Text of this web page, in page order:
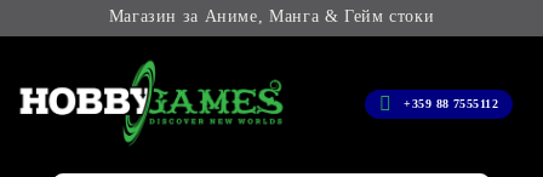
Магазин за Аниме, Манга & Гейм стоки
+359 88 7555112